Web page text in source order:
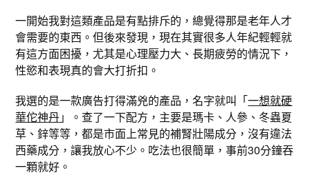
一開始我對這類產品是有點排斥的，總覺得那是老年人才
會需要的東西。但後來發現，現在其實很多人年紀輕輕就
有這方面困擾，尤其是心理壓力大、長期疲勞的情況下，
性慾和表現真的會大打折扣。
我選的是一款廣告打得滿兇的產品，名字就叫「一想就硬
華佗神丹」。查了一下配方，主要是瑪卡、人參、冬蟲夏
草、鋅等等，都是市面上常見的補腎壯陽成分，沒有違法
西藥成分，讓我放心不少。吃法也很簡單，事前30分鐘吞
一顆就好。